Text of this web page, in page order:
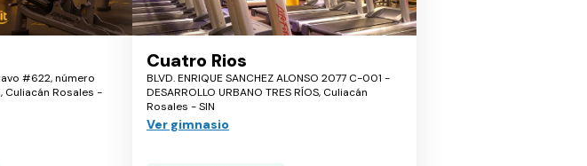
#622, número
Culiacán Rosales -
Cuatro Rios
BLVD. ENRIQUE SANCHEZ ALONSO 2077 C-001 -
DESARROLLO URBANO TRES RÍOS, Culiacán
Rosales - SIN
Ver gimnasio